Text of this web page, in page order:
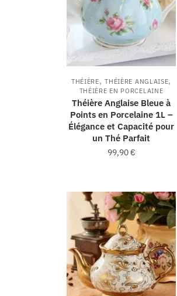
THÉIÈRE,THÉIÈRE ANGLAISE,
THÉIÈRE EN PORCELAINE
Théière Anglaise Bleue à
Points en Porcelaine 1L –
Élégance et Capacité pour
un Thé Parfait
99,90€